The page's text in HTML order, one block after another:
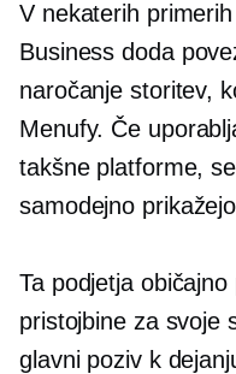
V nekaterih
Business doda
naročanje storitev,
Menufy. Če
takšne platforme,
samodejno
Ta podjetja
pristojbine za svoje
glavni poziv k